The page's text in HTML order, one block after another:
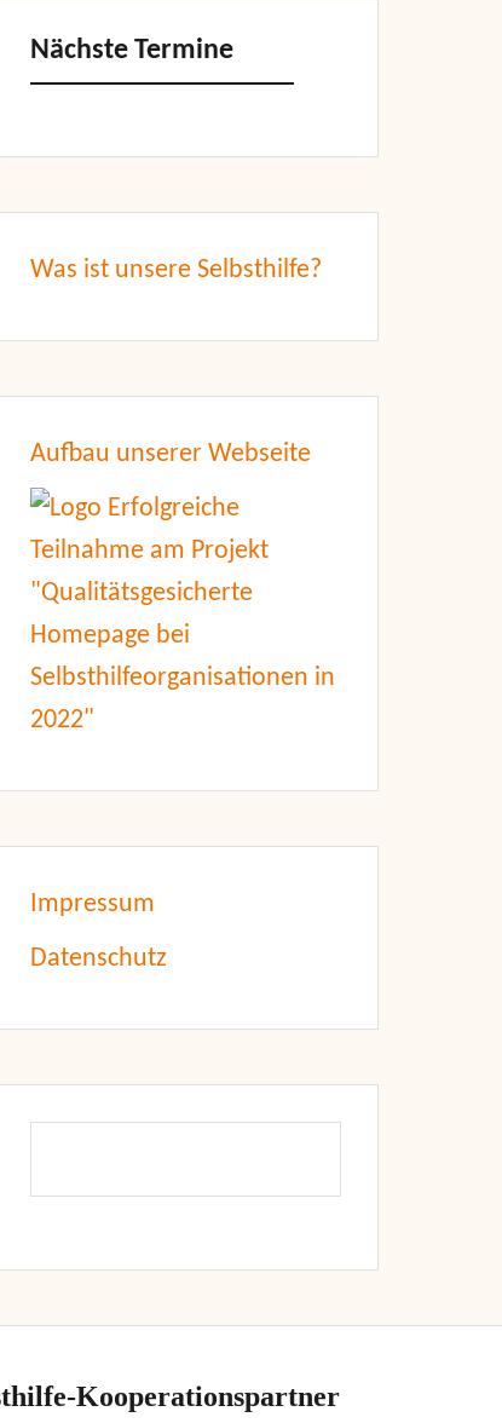
Nächste Termine
Was ist unsere Selbsthilfe?
Aufbau unserer Webseite
Impressum
Datenschutz
Kooperationspartner